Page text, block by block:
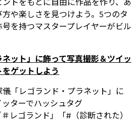
トをもとに自由に作品を作り、あ
や楽しさを見つけよう。5つのタ
を持つマスタープレイヤーがビル
ット」に飾って写真撮影＆ツイッ
ゲットしよう
「レゴランド・プラネット」に
ターでハッシュタグ
レゴランド」「#（診断された）